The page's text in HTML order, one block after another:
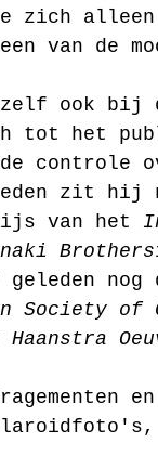
zich
van de
ook bij
tot het
de controle
zit hij
van het
Brothers
nog
Society of
Haanstra